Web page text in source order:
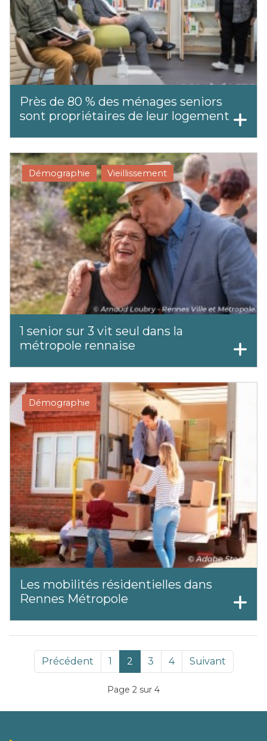
Près de 80 % des ménages seniors
sont propriétaires de leur logement
Démographie Vieillissement
1 senior sur 3 vit seul dans la
métropole rennaise
Démographie
Les mobilités résidentielles dans
Rennes Métropole
Précédent 1 2 3 4 Suivant
Page 2 sur 4